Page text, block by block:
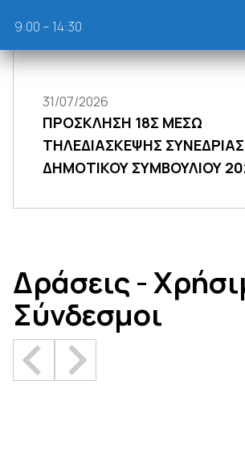
03/08/2026
31/07/2026
ΠΡΟΣΚΛΗΣΗ 18Σ ΜΕΣΩ
ΤΗΛΕΔΙΑΣΚΕΨΗΣ
ΔΗΜΟΤΙΚΟΥ ΣΥΜΒΟΥΛΙΟΥ
Δράσεις -
Σύνδεσμοι
9:00 – 14:30